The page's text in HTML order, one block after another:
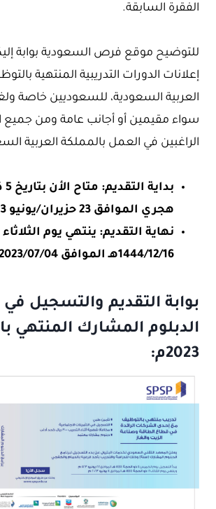
الفقرة السابقة.
للتوضيح موقع فرص السعودية بوابة
إعلانات الدورات التدريبية المنتهية
العربية السعودية، للسعوديين خاصة
سواء مقيمين أو أجانب عامة ومن جميع
الراغبين في العمل بالمملكة العربية
هجري الموافق 23 حزيران/يونيو 2023 ميلادي
نهاية التقديم: ينتهي يوم الثلاثاء
1444/12/16هـ الموافق 2023/07/04م.
بوابة التقديم والتسجيل في
الدبلوم المشارك المنتهي
2023م: